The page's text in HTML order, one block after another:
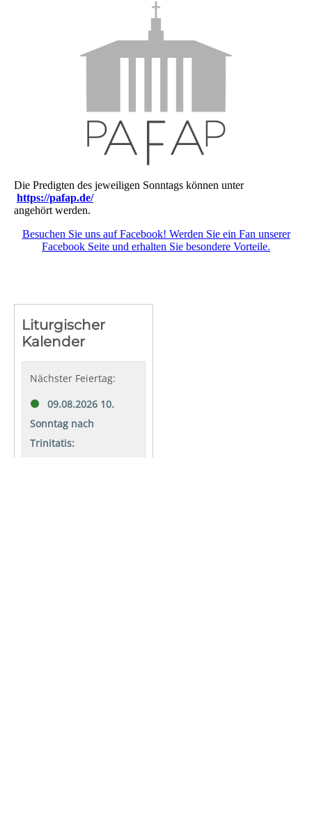
Die Predigten des jeweiligen Sonntags können unter
https://pafap.de/
angehört werden.
Besuchen Sie uns auf Facebook! Werden Sie ein Fan unserer
Facebook Seite und erhalten Sie besondere Vorteile.